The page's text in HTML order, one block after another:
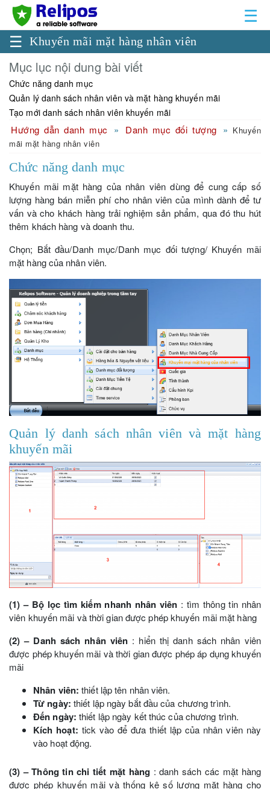
☰
☰ Khuyến mãi mặt hàng nhân viên
Mục lục nội dung bài viết
Chức năng danh mục
Quản lý danh sách nhân viên và mặt hàng khuyến mãi
Tạo mới danh sách nhân viên khuyến mãi
Hướng dẫn danh mục Danh mục đối tượng
Khuyến
mãi mặt hàng nhân viên
Chức năng danh mục
Khuyến mãi mặt hàng của nhân viên dùng để cung cấp số
lượng hàng bán miễn phí cho nhân viên của mình dành để tư
vấn và cho khách hàng trải nghiệm sản phẩm, qua đó thu hút
thêm khách hàng và doanh thu.
Chọn; Bắt đầu/Danh mục/Danh mục đối tượng/ Khuyến mãi
mặt hàng của nhân viên.
Quản lý danh sách nhân viên và mặt hàng
khuyến mãi
(1) – Bộ lọc tìm kiếm nhanh nhân viên : tìm thông tin nhân
viên khuyến mãi và thời gian được phép khuyến mãi mặt hàng
(2) – Danh sách nhân viên : hiển thị danh sách nhân viên
được phép khuyến mãi và thời gian được phép áp dụng khuyến
mãi
Nhân viên: thiết lập tên nhân viên.
Từ ngày: thiết lập ngày bắt đầu của chương trình.
Đến ngày: thiết lập ngày kết thúc của chương trình.
Kích hoạt: tick vào để đưa thiết lập của nhân viên này
vào hoạt động.
(3) – Thông tin chi tiết mặt hàng : danh sách các mặt hàng
được phép khuyến mãi và thống kê số lượng mặt hàng cho